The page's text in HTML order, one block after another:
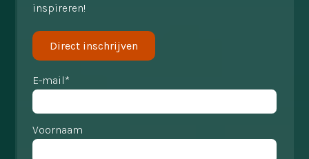
inspireren!
Direct inschrijven
E-mail*
Voornaam